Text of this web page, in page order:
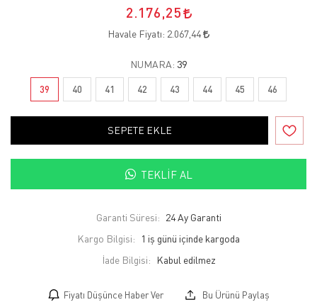
2.176,25
Havale Fiyatı: 2.067,44
NUMARA: 39
39 40 41 42 43 44 45 46
SEPETE EKLE
TEKLIF AL
Garanti Süresi: 24 Ay Garanti
Kargo Bilgisi:
1 iş günü içinde kargoda
İade Bilgisi:
Fiyatı Düşünce Haber Ver Bu Ürünü Paylaş